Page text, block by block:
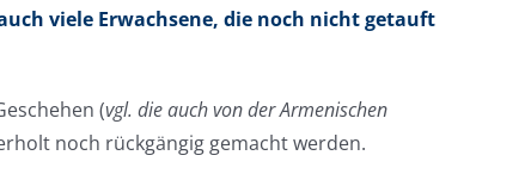
viele Erwachsene, die noch nicht getauft
(vgl. die auch von der Armenischen
noch rückgängig gemacht werden.